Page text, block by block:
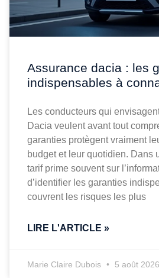
Assurance dacia : les
indispensables à
Les conducteurs qui
Dacia veulent avant tout
garanties protègent vraiment
budget et leur quotidien. Dans
tarif prime souvent sur
d’identifier les garanties
couvrent les risques les plus
LIRE L'ARTICLE »
Marie Claire Dubois 5 août 2026